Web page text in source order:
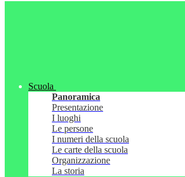
Scuola
Panoramica
Presentazione
I luoghi
Le persone
I numeri della scuola
Le carte della scuola
Organizzazione
La storia